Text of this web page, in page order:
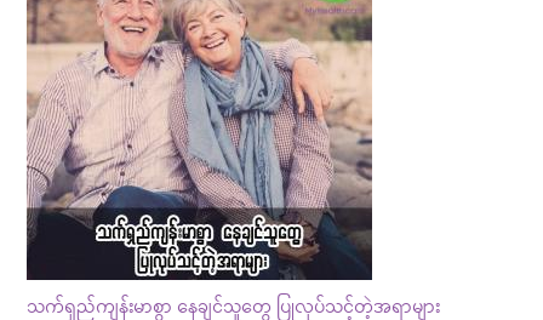
သက်ရှည်ကျန်းမာစွာ နေချင်သူတွေ ပြုလုပ်သင့်တဲ့အရာများ